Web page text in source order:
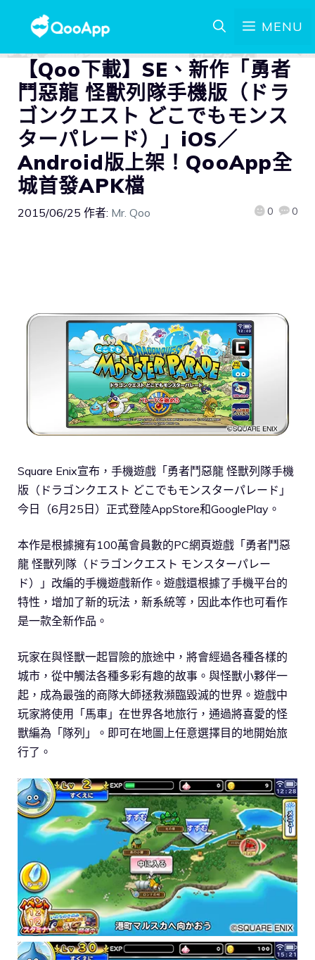
MENU
【Qoo下載】SE、新作「勇者
鬥惡龍 怪獸列隊手機版（ドラ
ゴンクエスト どこでもモンス
ターパレード）」iOS／
Android版上架！QooApp全
城首發APK檔
2015/06/25 作者: Mr. Qoo 0 0
Square Enix宣布，手機遊戲「勇者鬥惡龍 怪獸列隊手機
版（ドラゴンクエスト どこでもモンスターパレード」
今日（6月25日）正式登陸AppStore和GooglePlay。
本作是根據擁有100萬會員數的PC網頁遊戲「勇者鬥惡
龍 怪獸列隊（ドラゴンクエスト モンスターパレー
ド）」改編的手機遊戲新作。遊戲還根據了手機平台的
特性，增加了新的玩法，新系統等，因此本作也可看作
是一款全新作品。
玩家在與怪獸一起冒險的旅途中，將會經過各種各樣的
城市，從中觸法各種多彩有趣的故事。與怪獸小夥伴一
起，成為最強的商隊大師拯救瀕臨毀滅的世界。遊戲中
玩家將使用「馬車」在世界各地旅行，通過將喜愛的怪
獸編為「隊列」。即可在地圖上任意選擇目的地開始旅
行了。